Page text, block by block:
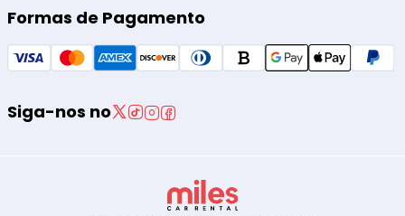
Formas de Pagamento
Siga-nos no